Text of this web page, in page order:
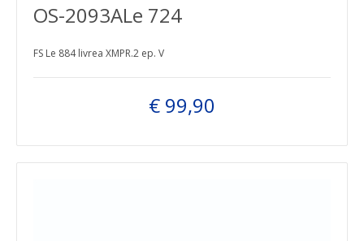
OS-2093ALe 724
FS Le 884 livrea XMPR.2 ep. V
€ 99,90